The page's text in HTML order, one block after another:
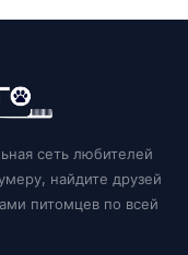
сеть любителей
найдите друзей
питомцев по всей